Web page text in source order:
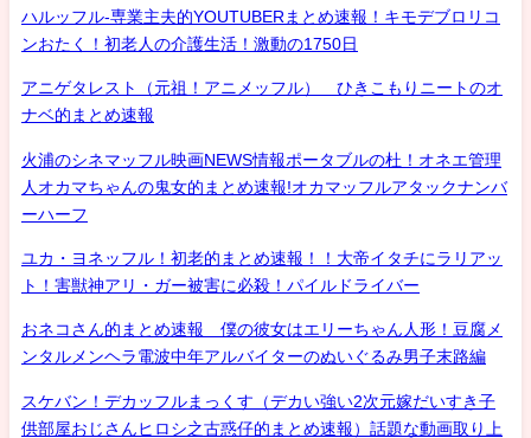
ハルッフル-専業主夫的YOUTUBERまとめ速報！キモデブロリコ
ンおたく！初老人の介護生活！激動の1750日
アニゲタレスト（元祖！アニメッフル） ひきこもりニートのオ
ナベ的まとめ速報
火浦のシネマッフル映画NEWS情報ポータブルの杜！オネエ管理
人オカマちゃんの鬼女的まとめ速報!オカマッフルアタックナンバ
ーハーフ
ユカ・ヨネッフル！初老的まとめ速報！！大帝イタチにラリアッ
ト！害獣神アリ・ガー被害に必殺！パイルドライバー
おネコさん的まとめ速報 僕の彼女はエリーちゃん人形！豆腐メ
ンタルメンヘラ電波中年アルバイターのぬいぐるみ男子末路編
スケバン！デカッフルまっくす（デカい強い2次元嫁だいすき子
供部屋おじさんヒロシ之古惑仔的まとめ速報）話題な動画取り上